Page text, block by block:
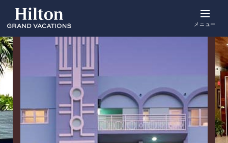
main
メニュー
空室をみる